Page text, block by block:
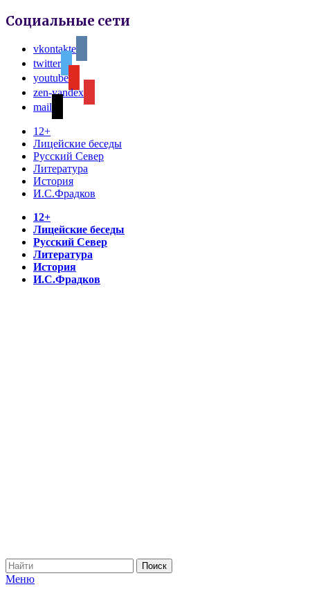
Социальные сети
vkontakte
twitter
youtube
zen-yandex
mail
12+
Лицейские беседы
Русский Север
Литература
История
И.С.Фрадков
12+
Лицейские беседы
Русский Север
Литература
История
И.С.Фрадков
Меню